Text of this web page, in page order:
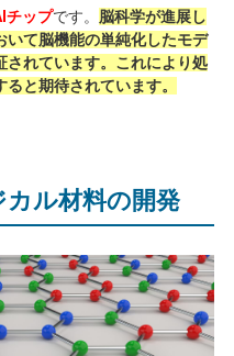
チップです。 脳科学が進展し
いて脳機能の単純化したモデ
されています。これにより処
と期待されています。
ル材料の開発